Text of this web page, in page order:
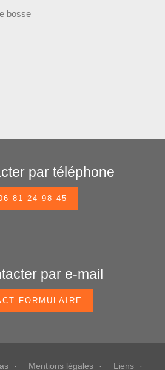
bosse
par téléphone
81 24 98 45
par e-mail
FORMULAIRE
Mentions légales Liens